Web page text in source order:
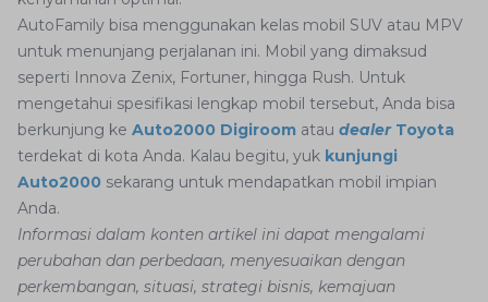
AutoFamily bisa menggunakan kelas mobil SUV atau MPV
untuk menunjang perjalanan ini. Mobil yang dimaksud
seperti Innova Zenix, Fortuner, hingga Rush. Untuk
mengetahui spesifikasi lengkap mobil tersebut, Anda bisa
berkunjung ke Auto2000 Digiroom atau dealer Toyota
terdekat di kota Anda. Kalau begitu, yuk kunjungi
Auto2000 sekarang untuk mendapatkan mobil impian
Anda.
Informasi dalam konten artikel ini dapat mengalami
perubahan dan perbedaan, menyesuaikan dengan
perkembangan, situasi, strategi bisnis, kemajuan